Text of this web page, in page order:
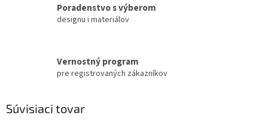
Poradenstvo s výberom
designu i materiálov
Vernostný program
pre registrovaných zákazníkov
Súvisiaci tovar